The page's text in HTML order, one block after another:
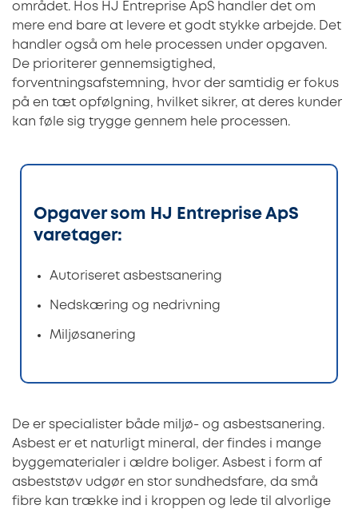
området. Hos HJ Entreprise ApS handler det om
mere end bare at levere et godt stykke arbejde. Det
handler også om hele processen under opgaven.
De prioriterer gennemsigtighed,
forventningsafstemning, hvor der samtidig er fokus
på en tæt opfølgning, hvilket sikrer, at deres kunder
kan føle sig trygge gennem hele processen.
Opgaver som HJ Entreprise ApS
varetager:
Autoriseret asbestsanering
Nedskæring og nedrivning
Miljøsanering
De er specialister både miljø- og asbestsanering.
Asbest er et naturligt mineral, der findes i mange
byggematerialer i ældre boliger. Asbest i form af
asbeststøv udgør en stor sundhedsfare, da små
fibre kan trække ind i kroppen og lede til alvorlige